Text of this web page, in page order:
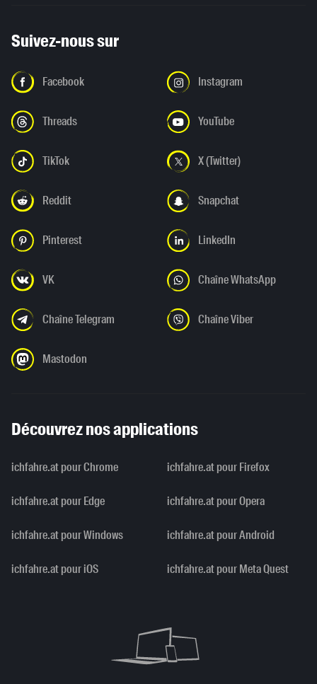
Suivez-nous sur
Facebook Instagram
Threads YouTube
TikTok X (Twitter)
Reddit Snapchat
Pinterest LinkedIn
VK Chaîne WhatsApp
Chaîne Telegram Chaîne Viber
Mastodon
Découvrez nos applications
ichfahre.at pour Chrome ichfahre.at pour Firefox
ichfahre.at pour Edge ichfahre.at pour Opera
ichfahre.at pour Windows ichfahre.at pour Android
ichfahre.at pour iOS ichfahre.at pour Meta Quest